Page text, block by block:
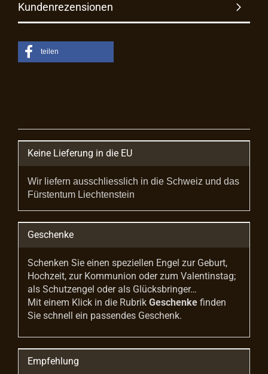
Kundenrezensionen
teilen
Keine Lieferung in die EU
Wir liefern ausschliesslich in die Schweiz und das
Fürstentum Liechtenstein
Geschenke
Schenken Sie einen speziellen Engel zur Geburt,
Hochzeit, zur Kommunion oder zum Valentinstag;
als Schutzengel oder als Glücksbringer…
Mit einem Klick in die Rubrik Geschenke finden
Sie schnell ein passendes Geschenk.
Empfehlung